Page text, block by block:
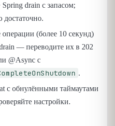
drain с запасом;
достаточно.
(более 10 секунд)
— переводите их в 202
@Async с
.
с обнулёнными таймаутами
настройки.